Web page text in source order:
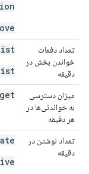
تعداد دفعات
خواندن بخش در
دقیقه
میزان دسترسی
به خواندنی‌ها در
هر دقیقه
تعداد نوشتن در
دقیقه